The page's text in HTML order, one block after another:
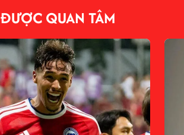
ĐƯỢC QUAN TÂM